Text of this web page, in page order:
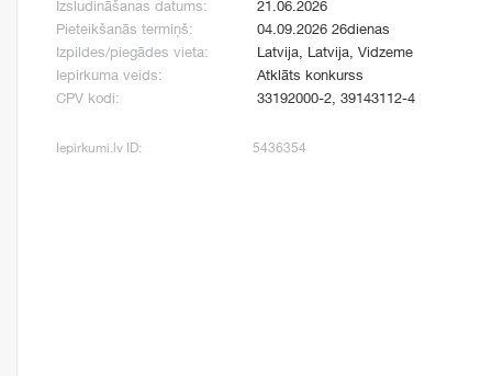
Izsludināšanas datums:
21.06.2026
Pieteikšanās termiņš:
04.09.2026 26dienas
Izpildes/piegādes vieta:
Latvija, Latvija, Vidzeme
Iepirkuma veids:
Atklāts konkurss
CPV kodi:
33192000-2, 39143112-4
Iepirkumi.lv ID: 5436354